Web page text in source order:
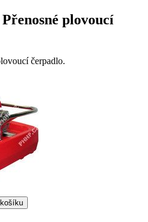
plovoucí
čerpadlo.